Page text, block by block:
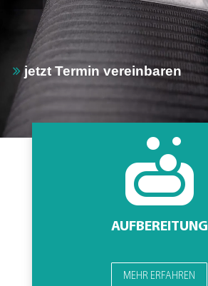
jetzt Termin vereinbaren

AUFBEREITUNG
MEHR ERFAHREN